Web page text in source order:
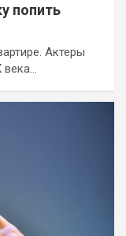
попить
Актеры
века…